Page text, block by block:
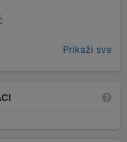
Prikaži sve